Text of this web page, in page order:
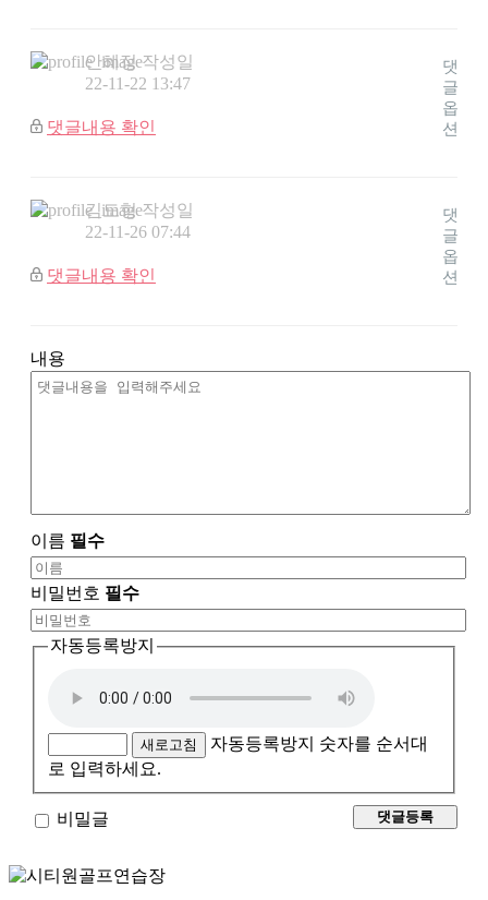
안혜정 작성일
22-11-22 13:47
댓글내용 확인
댓
글
옵
션
김도형 작성일
22-11-26 07:44
댓글내용 확인
댓
글
옵
션
내용
이름 필수
비밀번호 필수
자동등록방지
새로고침
자동등록방지 숫자를 순서대
로 입력하세요.
비밀글